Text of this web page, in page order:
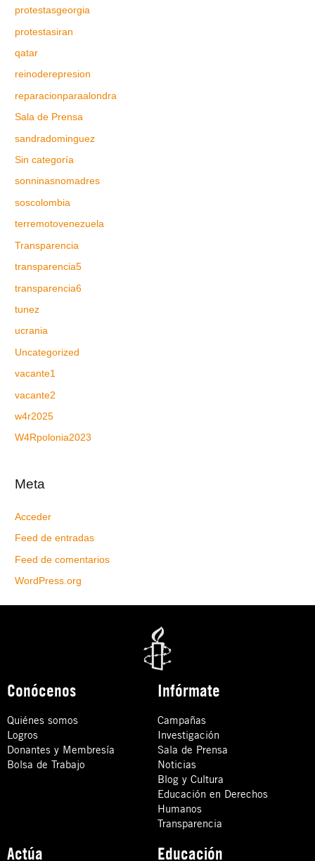
protestasgeorgia
protestasiran
qatar
reinoderepresion
reparacionparaalondra
Sala de Prensa
sandradominguez
Sin categoría
sonninasnomadres
soscolombia
terremotovenezuela
Transparencia
transparencia5
transparencia6
tunez
ucrania
Uncategorized
vacante1
vacante2
w4r2025
W4Rpolonia2023
Meta
Acceder
Feed de entradas
Feed de comentarios
WordPress.org
Conócenos
Quiénes somos
Logros
Donantes y Membresía
Bolsa de Trabajo
Infórmate
Campañas
Investigación
Sala de Prensa
Noticias
Blog y Cultura
Educación en Derechos
Humanos
Transparencia
Actúa Educación